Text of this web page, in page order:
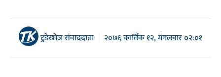
टुडेखोज संवाददाता २०७६ कार्तिक १२, मंगलवार ०२:०१